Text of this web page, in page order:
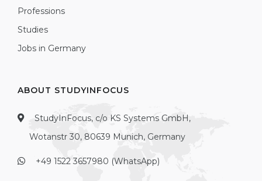
Professions
Studies
Jobs in Germany
ABOUT STUDYINFOCUS
StudyInFocus, c/o KS Systems GmbH,
Wotanstr 30, 80639 Munich, Germany
+49 1522 3657980 (WhatsApp)